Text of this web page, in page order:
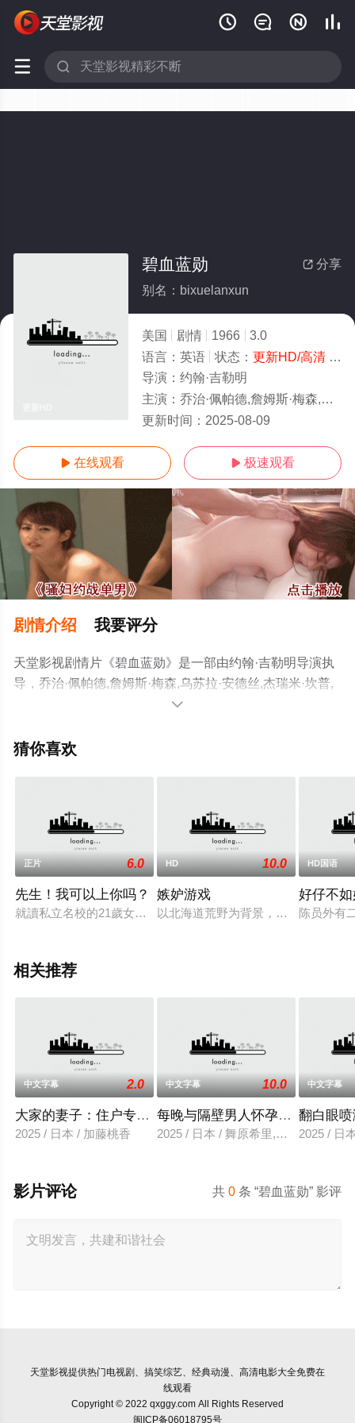
   
 
 分享
碧血蓝勋
别名：bixuelanxun
美国 剧情 1966
3.0
语言： 英语 状态： 更新HD/高清- 免费在线观看
导演： 约翰·吉勒明
主演： 乔治·佩帕德,詹姆斯·梅森,乌苏拉·安德丝,杰瑞米·坎普,卡尔·米夏埃尔·福格勒
更新时间： 2025-08-09
 在线观看  极速观看
剧情介绍 我要评分
天堂影视剧情片《碧血蓝勋》是一部由约翰·吉勒明导演执
导，乔治·佩帕德,詹姆斯·梅森,乌苏拉·安德丝,杰瑞米·坎普,
卡尔·米夏埃尔·福格勒等明星演员精彩演绎的美国电影，手
更多相关信息可移步至豆瓣电影、电视猫或剧情网等平台

猜你喜欢
正片 6.0
先生！我可以上你吗？
就讀私立名校的21歲女大生美雪在鎮上偶然看到一張打工傳單
HD 10.0
嫉妒游戏
以北海道荒野为背景，绘制了一对
HD国语
好仔不
陈员外有
相关推荐
中文字幕 2.0
大家的妻子：住户专用洞口
2025 / 日本 / 加藤桃香
中文字幕 10.0
每晚与隔壁男人怀孕性爱
2025 / 日本 / 舞原希里,佐川金二
中文字幕
翻白眼
2025 / 日
共0 条 “碧血蓝勋” 影评
影片评论
天堂影视提供热门电视剧、搞笑综艺、经典动漫、高清电影大全免费在
线观看
Copyright © 2022 qxggy.com All Rights Reserved
闽ICP备06018795号